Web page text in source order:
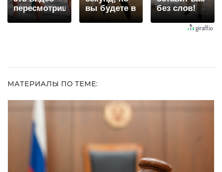
пересмотришь
не раз
вы будете в
шоке от
без слов!
Пересмотрела
МАТЕРИАЛЫ ПО ТЕМЕ: